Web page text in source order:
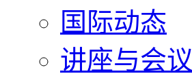
国际动态
讲座与会议